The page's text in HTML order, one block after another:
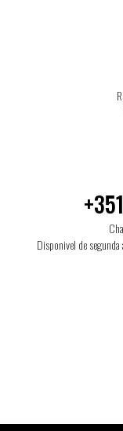
Disponivel de